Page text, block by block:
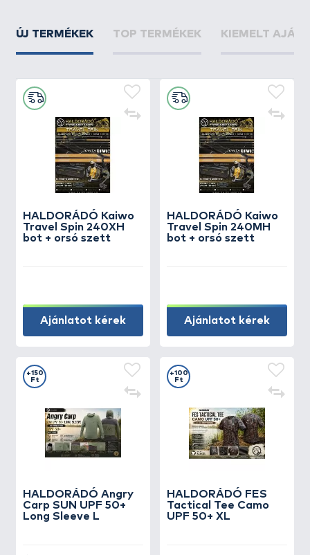
ÚJ TERMÉKEK TOP TERMÉKEK KIEMELT
HALDORÁDÓ Kaiwo
Travel Spin 240XH
bot + orsó szett
Ajánlatot kérek
HALDORÁDÓ Kaiwo
Travel Spin 240MH
bot + orsó szett
Ajánlatot kérek
HALDORÁDÓ Angry
Carp SUN UPF 50+
Long Sleeve L
+150
Ft
HALDORÁDÓ FES
Tactical Tee Camo
UPF 50+ XL
+100
Ft